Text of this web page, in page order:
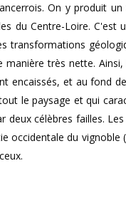
On y produit
du Centre-Loire.
transformations
manière très nette.
encaissés, et au fond
le paysage et qui
deux célèbres failles.
occidentale du